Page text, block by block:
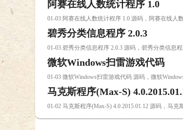
阿赛在线人数统计程序 1.0
01-03 阿赛在线人数统计程序 1.0 源码，阿赛在线人
碧秀分类信息程序 2.0.3
01-03 碧秀分类信息程序 2.0.3 源码，碧秀分类信息
微软Windows扫雷游戏代码
01-03 微软Windows扫雷游戏代码 源码，微软
马克斯程序(Max-S)
01-02 马克斯程序(Max-S) 4.0.2015.01.12 源码，马克